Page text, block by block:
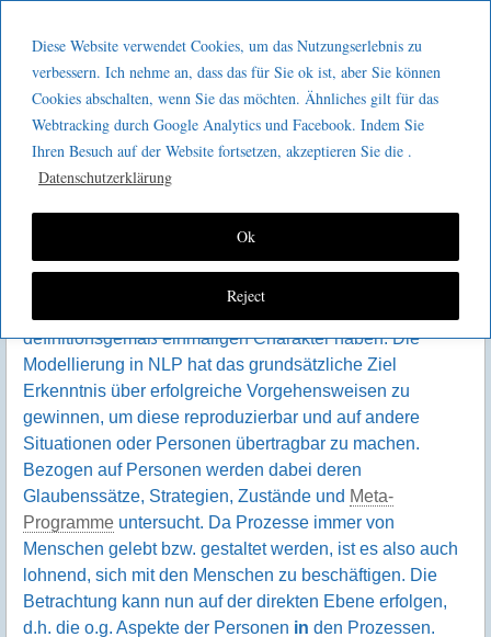
Diese Website verwendet Cookies, um das Nutzungserlebnis zu
verbessern. Ich nehme an, dass das für Sie ok ist, aber Sie können
Cookies abschalten, wenn Sie das möchten. Ähnliches gilt für das
Webtracking durch Google Analytics und Facebook. Indem Sie
Ihren Besuch auf der Website fortsetzen, akzeptieren Sie die .
Datenschutzerklärung
Reject
Ok
GeeMco :
Götz Müller
Consulting
Modellierung erfolgreicher
Prozesse
D ie Modellierung erfolgreicher Prozesse ist der dritte
Artikel zum Modellierungsthema nach der
Modellierung erfolgreicher Projekte
Wiederholbarkeit steht hier noch stärker im Vordergrund,
definitionsgemäß einmaligen Charakter haben. Die
Modellierung in NLP hat das grundsätzliche Ziel
Erkenntnis über erfolgreiche Vorgehensweisen zu
gewinnen, um diese reproduzierbar und auf andere
Situationen oder Personen übertragbar zu machen.
Bezogen auf Personen werden dabei deren
Glaubenssätze, Strategien, Zustände und Meta-
Programme untersucht. Da Prozesse immer von
Menschen gelebt bzw. gestaltet werden, ist es also auch
lohnend, sich mit den Menschen zu beschäftigen. Die
Betrachtung kann nun auf der direkten Ebene erfolgen,
d.h. die o.g. Aspekte der Personen in den Prozessen.